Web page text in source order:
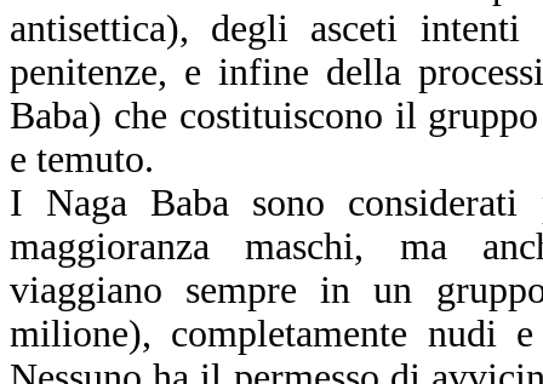
antisettica), degli asceti
penitenze, e infine della
Baba) che costituiscono il
e temuto.
I Naga Baba sono
maggioranza maschi, ma
viaggiano sempre in un
milione), completamente nudi